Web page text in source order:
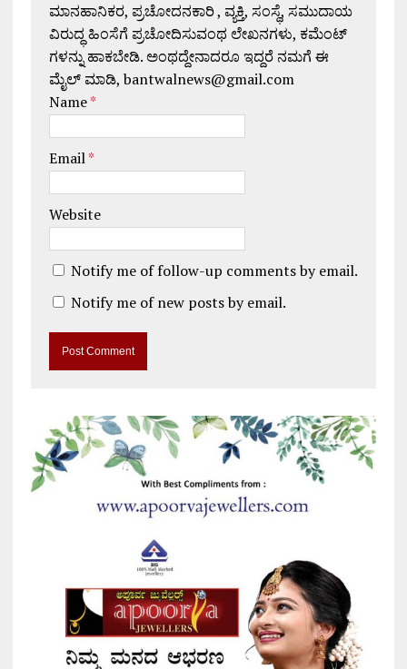
ಮಾನಹಾನಿಕರ, ಪ್ರಚೋದನಕಾರಿ , ವ್ಯಕ್ತಿ, ಸಂಸ್ಥೆ, ಸಮುದಾಯ
ವಿರುದ್ಧ ಹಿಂಸೆಗೆ ಪ್ರಚೋದಿಸುವಂಥ ಲೇಖನಗಳು, ಕಮೆಂಟ್
ಗಳನ್ನು ಹಾಕಬೇಡಿ. ಅಂಥದ್ದೇನಾದರೂ ಇದ್ದರೆ ನಮಗೆ ಈ
ಮೈಲ್ ಮಾಡಿ, bantwalnews@gmail.com
Name*
Email*
Website
Notify me of follow-up comments by email.
Notify me of new posts by email.
t
e
r